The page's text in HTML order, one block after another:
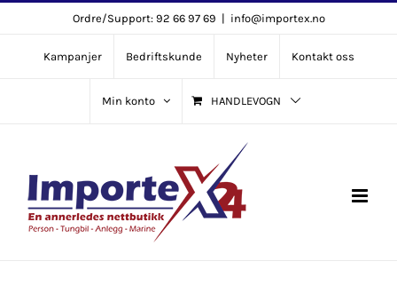
content
Ordre/Support: 92 66 97 69 | info@importex.no
Kampanjer Bedriftskunde Nyheter Kontakt oss
Min konto HANDLEVOGN